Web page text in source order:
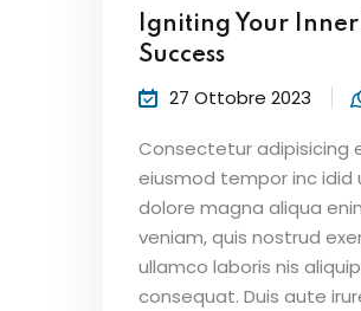
Igniting Your
Success
27 Ottobre 2023
Consectetur adipisicing
eiusmod tempor inc
dolore magna aliqua
veniam, quis nostrud
ullamco laboris nis
consequat. Duis aute